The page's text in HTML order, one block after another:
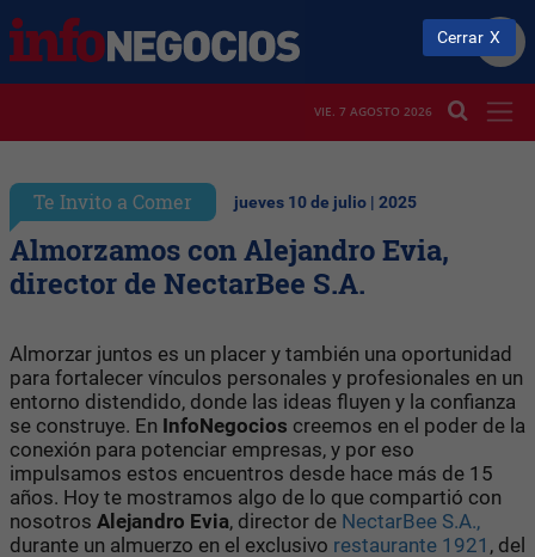
VIE. 7 AGOSTO 2026
Te Invito a Comer jueves 10 de julio | 2025
Almorzamos con Alejandro Evia,
director de NectarBee S.A.
Almorzar juntos es un placer y también una oportunidad
para fortalecer vínculos personales y profesionales en un
entorno distendido, donde las ideas fluyen y la confianza
se construye. En InfoNegocios creemos en el poder de la
conexión para potenciar empresas, y por eso
impulsamos estos encuentros desde hace más de 15
años. Hoy te mostramos algo de lo que compartió con
nosotros Alejandro Evia, director de NectarBee S.A.,
durante un almuerzo en el exclusivo restaurante 1921 , del
Cerrar